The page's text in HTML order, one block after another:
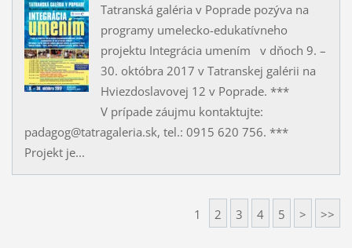
Tatranská galéria v Poprade pozýva na
programy umelecko-edukatívneho
projektu Integrácia umením v dňoch 9. –
30. októbra 2017 v Tatranskej galérii na
Hviezdoslavovej 12 v Poprade. ***
V prípade záujmu kontaktujte:
padagog@tatragaleria.sk, tel.: 0915 620 756. ***
Projekt je...
1 2 3 4 5 > >>